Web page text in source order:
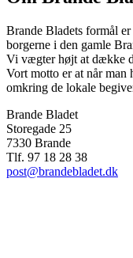
Brande Bladets formål
borgerne i den gamle
Vi vægter højt at dække
Vort motto er at når man
omkring de lokale
Brande Bladet
Storegade 25
7330 Brande
Tlf. 97 18 28 38
post@brandebladet.dk